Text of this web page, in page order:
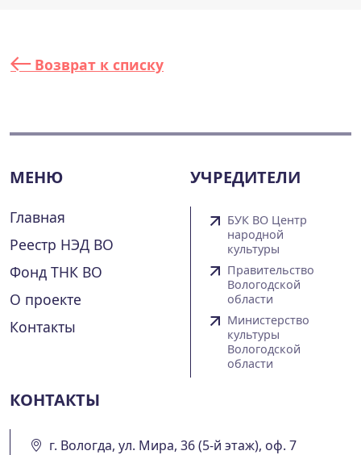
Возврат к списку
МЕНЮ
Главная
Реестр НЭД ВО
Фонд ТНК ВО
О проекте
Контакты
УЧРЕДИТЕЛИ
БУК ВО Центр
народной
культуры
Правительство
Вологодской
области
Министерство
культуры
Вологодской
области
КОНТАКТЫ
г. Вологда, ул. Мира, 36 (5-й этаж), оф. 7